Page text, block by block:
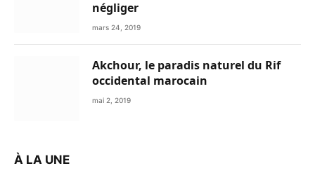
négliger
mars 24, 2019
Akchour, le paradis naturel du Rif
occidental marocain
mai 2, 2019
À LA UNE